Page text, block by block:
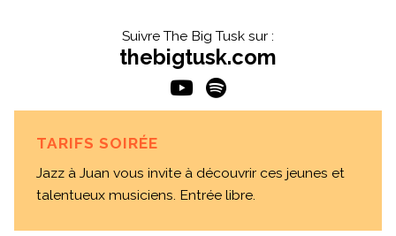
Suivre The Big Tusk sur :
thebigtusk.com
TARIFS SOIRÉE
Jazz à Juan vous invite à découvrir ces jeunes et
talentueux musiciens. Entrée libre.